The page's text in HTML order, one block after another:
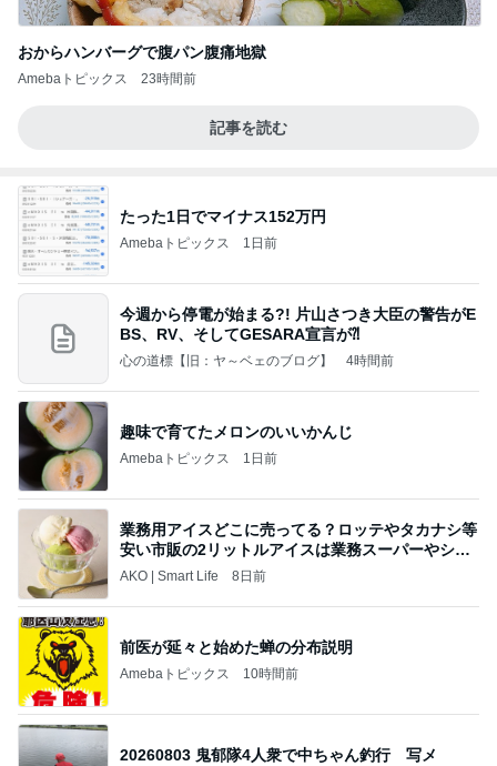
おからハンバーグで腹パン腹痛地獄
Amebaトピックス 23時間前
記事を読む
たった1日でマイナス152万円
Amebaトピックス 1日前
今週から停電が始まる?! 片山さつき大臣の警告がE
BS、RV、そしてGESARA宣言が⁈
心の道標【旧：ヤ～ベェのブログ】 4時間前
趣味で育てたメロンのいいかんじ
Amebaトピックス 1日前
業務用アイスどこに売ってる？ロッテやタカナシ等
安い市販の2リットルアイスは業務スーパーやシャ
トレ
AKO | Smart Life 8日前
前医が延々と始めた蝉の分布説明
Amebaトピックス 10時間前
20260803 鬼郁隊4人衆で中ちゃん釣行 写メ